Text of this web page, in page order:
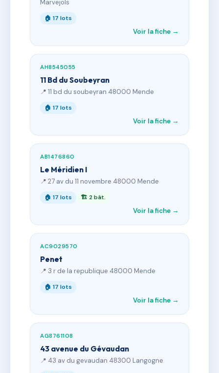
Marvejols
🏠 17 lots
Voir la fiche →
AH8545055
11 Bd du Soubeyran
📍 11 bd du soubeyran 48000 Mende
🏠 17 lots
Voir la fiche →
AB1476860
Le Méridien I
📍 27 av du 11 novembre 48000 Mende
🏠 17 lots 🏗 2 bât.
Voir la fiche →
AC9029570
Penet
📍 3 r de la republique 48000 Mende
🏠 17 lots
Voir la fiche →
AG8761108
43 avenue du Gévaudan
📍 43 av du gevaudan 48300 Langogne